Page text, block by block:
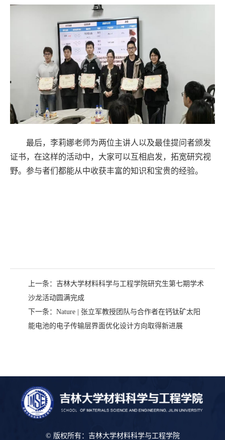
最后，李莉娜老师为两位主讲人以及最佳提问者颁发
证书，在这样的活动中，大家可以互相启发，拓宽研究视
野。参与者们都能从中收获丰富的知识和宝贵的经验。
上一条： 吉林大学材料科学与工程学院研究生第七期学术
沙龙活动圆满完成
下一条： Nature | 张立军教授团队与合作者在钙钛矿太阳
能电池的电子传输层界面优化设计方向取得新进展
© 版权所有：吉林大学材料科学与工程学院